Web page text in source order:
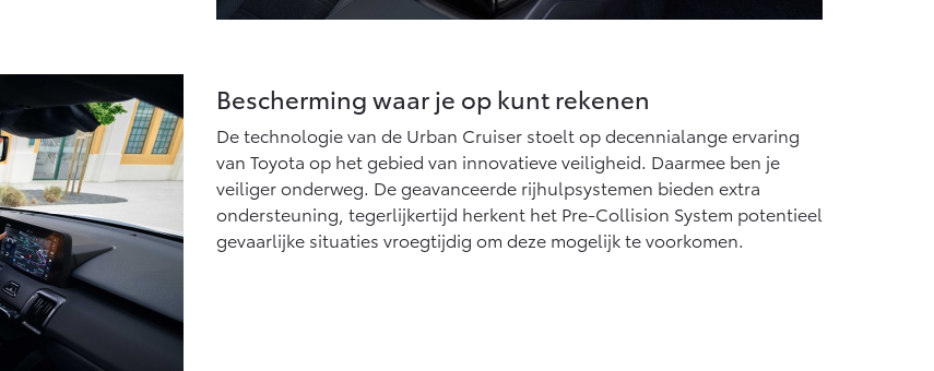
Bescherming waar je op kunt rekenen
De technologie van de Urban Cruiser stoelt op decennialange ervaring
van Toyota op het gebied van innovatieve veiligheid. Daarmee ben je
veiliger onderweg. De geavanceerde rijhulpsystemen bieden extra
ondersteuning, tegerlijkertijd herkent het Pre-Collision System potentieel
gevaarlijke situaties vroegtijdig om deze mogelijk te voorkomen.